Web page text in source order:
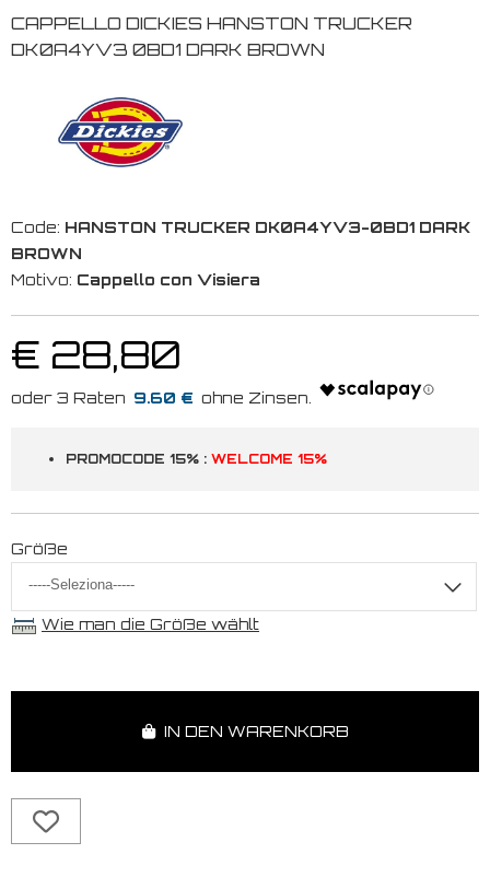
CAPPELLO DICKIES HANSTON TRUCKER
DK0A4YV3 0BD1 DARK BROWN
Code: HANSTON TRUCKER DK0A4YV3-0BD1 DARK
BROWN
Motivo: Cappello con Visiera
€ 28,80
9.60 €
PROMOCODE 15% : WELCOME 15%
Größe
Wie man die Größe wählt
IN DEN WARENKORB